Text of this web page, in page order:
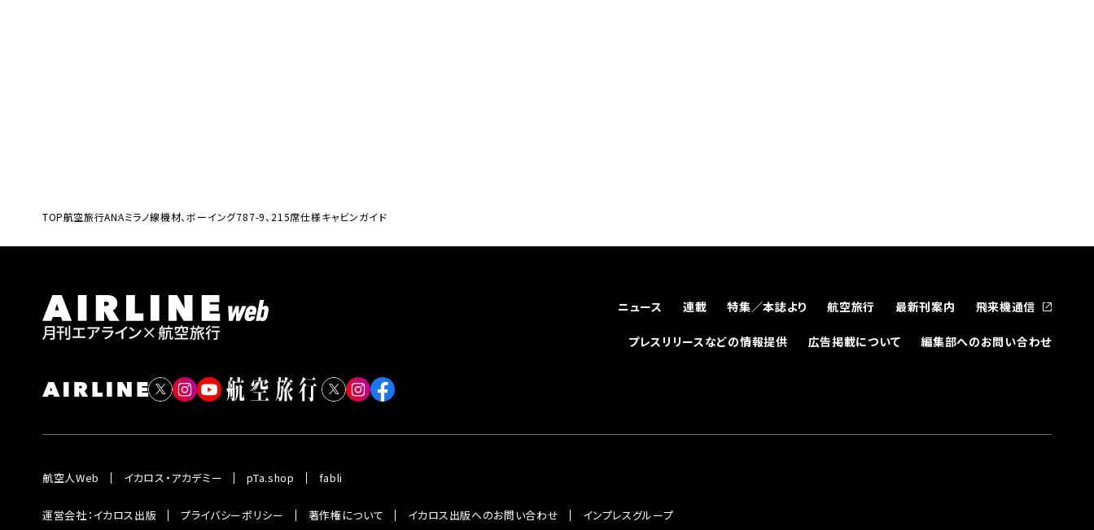
TOP航空旅行ANAミラノ線機材、ボーイング787-9、215席仕様キャビンガイド
ニュース 連載 特集／本誌より 航空旅行 最新刊案内 飛来機通信
プレスリリースなどの情報提供 広告掲載について 編集部へのお問い合わせ
航空人Web イカロス・アカデミー pTa.shop fabli
運営会社：イカロス出版 プライバシーポリシー 著作権について イカロス出版へのお問い合わせ インプレスグループ